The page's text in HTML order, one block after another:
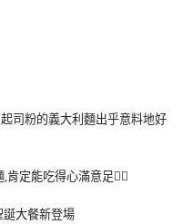
司粉的義大利麵出乎意料地好
定能吃得心滿意足👍🏻